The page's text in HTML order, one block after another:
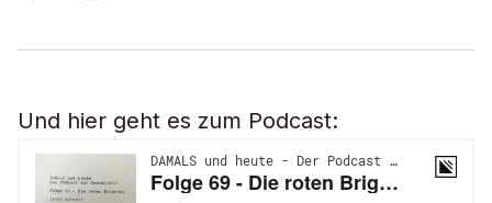
Und hier geht es zum Podcast: